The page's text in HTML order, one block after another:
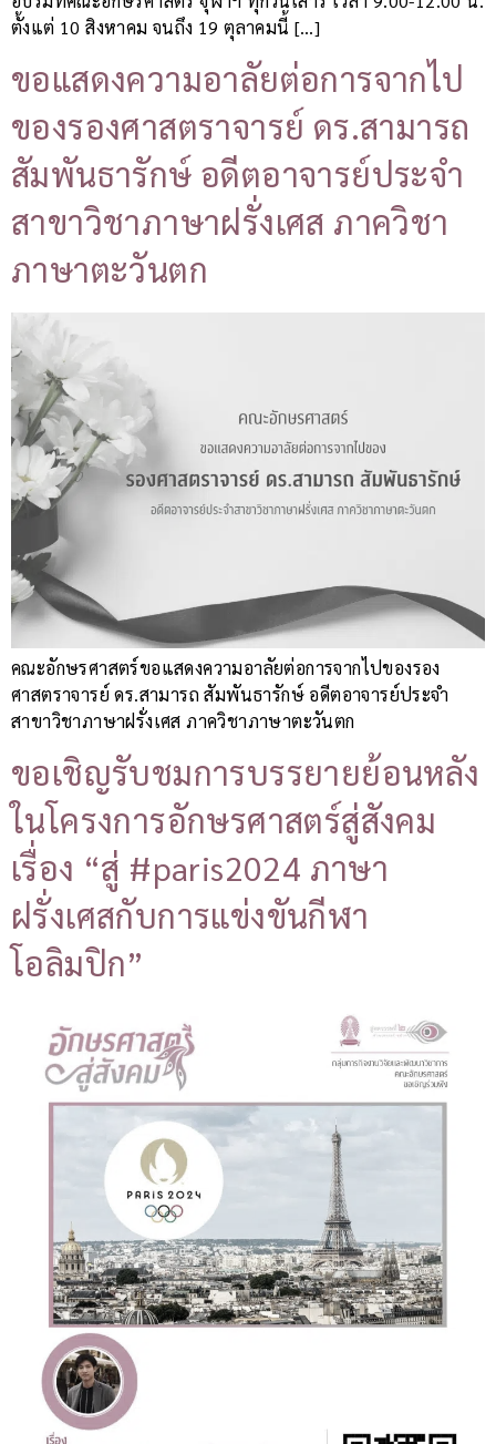
ตั้งแต่ 10 สิงหาคม จนถึง 19 ตุลาคมนี้ […]
ขอแสดงความอาลัยต่อการจากไป
ของรองศาสตราจารย์ ดร.สามารถ
สัมพันธารักษ์ อดีตอาจารย์ประจำ
สาขาวิชาภาษาฝรั่งเศส ภาควิชา
ภาษาตะวันตก
คณะอักษรศาสตร์ขอแสดงความอาลัยต่อการจากไปของรอง
ศาสตราจารย์ ดร.สามารถ สัมพันธารักษ์ อดีตอาจารย์ประจำ
สาขาวิชาภาษาฝรั่งเศส ภาควิชาภาษาตะวันตก
ขอเชิญรับชมการบรรยายย้อนหลัง
ในโครงการอักษรศาสตร์สู่สังคม
เรื่อง “สู่ #paris2024 ภาษา
ฝรั่งเศสกับการแข่งขันกีฬา
โอลิมปิก”